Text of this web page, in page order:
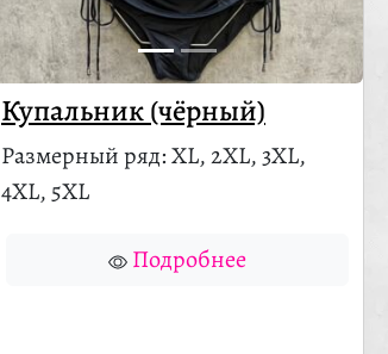
Купальник (чёрный)
Размерный ряд: XL, 2XL, 3XL,
4XL, 5XL
Подробнее